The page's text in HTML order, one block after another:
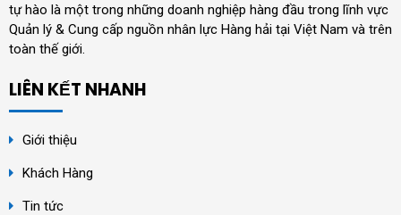
tự hào là một trong những doanh nghiệp hàng đầu trong lĩnh vực
Quản lý & Cung cấp nguồn nhân lực Hàng hải tại Việt Nam và trên
toàn thế giới.
LIÊN KẾT NHANH
Giới thiệu
Khách Hàng
Tin tức